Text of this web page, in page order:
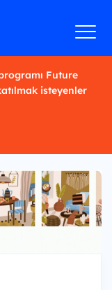
Future
isteyenler